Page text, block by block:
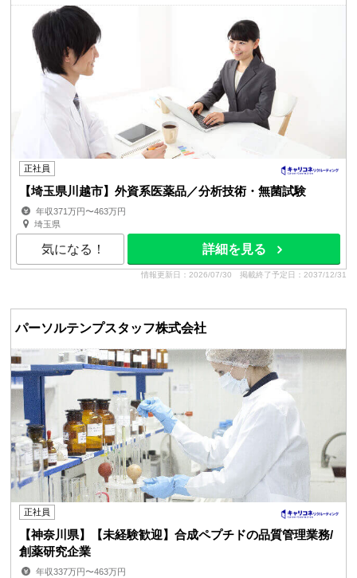
正社員
【埼玉県川越市】外資系医薬品／分析技術・無菌試験
年収371万円〜463万円
埼玉県
気になる！ 詳細を見る
情報更新日：2026/07/30 掲載終了予定日：2037/12/31
パーソルテンプスタッフ株式会社
正社員
【神奈川県】【未経験歓迎】合成ペプチドの品質管理業務/
創薬研究企業
年収337万円〜463万円